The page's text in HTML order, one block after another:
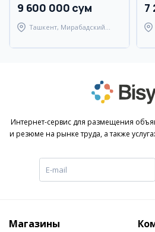
9 600 000 сум
Ташкент, Мирабадский
7
Интернет-сервис для размещения
и резюме на рынке труда, а также
Магазины